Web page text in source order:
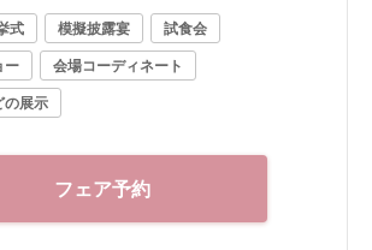
式 模擬披露宴
試食会
ー
会場コーディネート
の展示
フェア予約